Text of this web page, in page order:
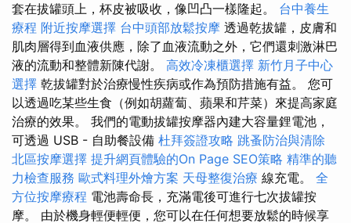
套在拔罐頭上，杯皮被吸收，像凹凸一樣隆起。 台中養生
療程 附近按摩選擇 台中頭部放鬆按摩 透過乾拔罐，皮膚和
肌肉層得到血液供應，除了血液流動之外，它們還刺激淋巴
液的流動和整體新陳代謝。 高效冷凍櫃選擇 新竹月子中心
選擇 乾拔罐對於治療慢性疾病或作為預防措施有益。 您可
以透過吃某些生食（例如胡蘿蔔、蘋果和芹菜）來提高家庭
治療的效果。 我們的電動拔罐按摩器內建大容量鋰電池，
可透過 USB - 自助餐設備 杜拜簽證攻略 跳蚤防治與清除
北區按摩選擇 提升網頁體驗的On Page SEO策略 精準的聽
力檢查服務 歐式料理外燴方案 天母整復治療 線充電。 全
方位按摩療程 電池壽命長，充滿電後可進行七次拔罐按
摩。 由於機身輕便輕便，您可以在任何想要放鬆的時候享